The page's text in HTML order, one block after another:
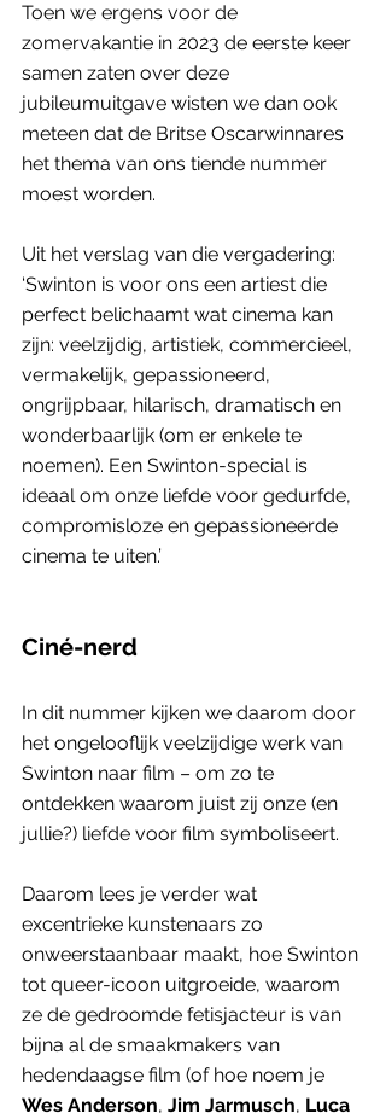
Toen we ergens voor de
zomervakantie in 2023 de eerste keer
samen zaten over deze
jubileumuitgave wisten we dan ook
meteen dat de Britse Oscarwinnares
het thema van ons tiende nummer
moest worden.
Uit het verslag van die vergadering:
‘Swinton is voor ons een artiest die
perfect belichaamt wat cinema kan
zijn: veelzijdig, artistiek, commercieel,
vermakelijk, gepassioneerd,
ongrijpbaar, hilarisch, dramatisch en
wonderbaarlijk (om er enkele te
noemen). Een Swinton-special is
ideaal om onze liefde voor gedurfde,
compromisloze en gepassioneerde
cinema te uiten.’
Ciné-nerd
In dit nummer kijken we daarom door
het ongelooflijk veelzijdige werk van
Swinton naar film – om zo te
ontdekken waarom juist zij onze (en
jullie?) liefde voor film symboliseert.
Daarom lees je verder wat
excentrieke kunstenaars zo
onweerstaanbaar maakt, hoe Swinton
tot queer-icoon uitgroeide, waarom
ze de gedroomde fetisjacteur is van
bijna al de smaakmakers van
hedendaagse film (of hoe noem je
Wes Anderson, Jim Jarmusch, Luca